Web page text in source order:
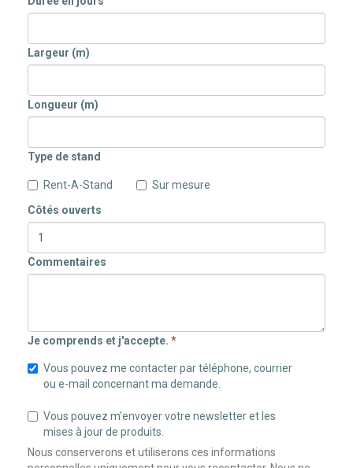
Largeur (m)
Longueur (m)
Type de stand
Rent-A-Stand
Sur mesure
Côtés ouverts
Commentaires
Je comprends et j'accepte. *
Vous pouvez me contacter par téléphone, courrier
ou e-mail concernant ma demande.
Vous pouvez m'envoyer votre newsletter et les
mises à jour de produits.
Nous conserverons et utiliserons ces informations